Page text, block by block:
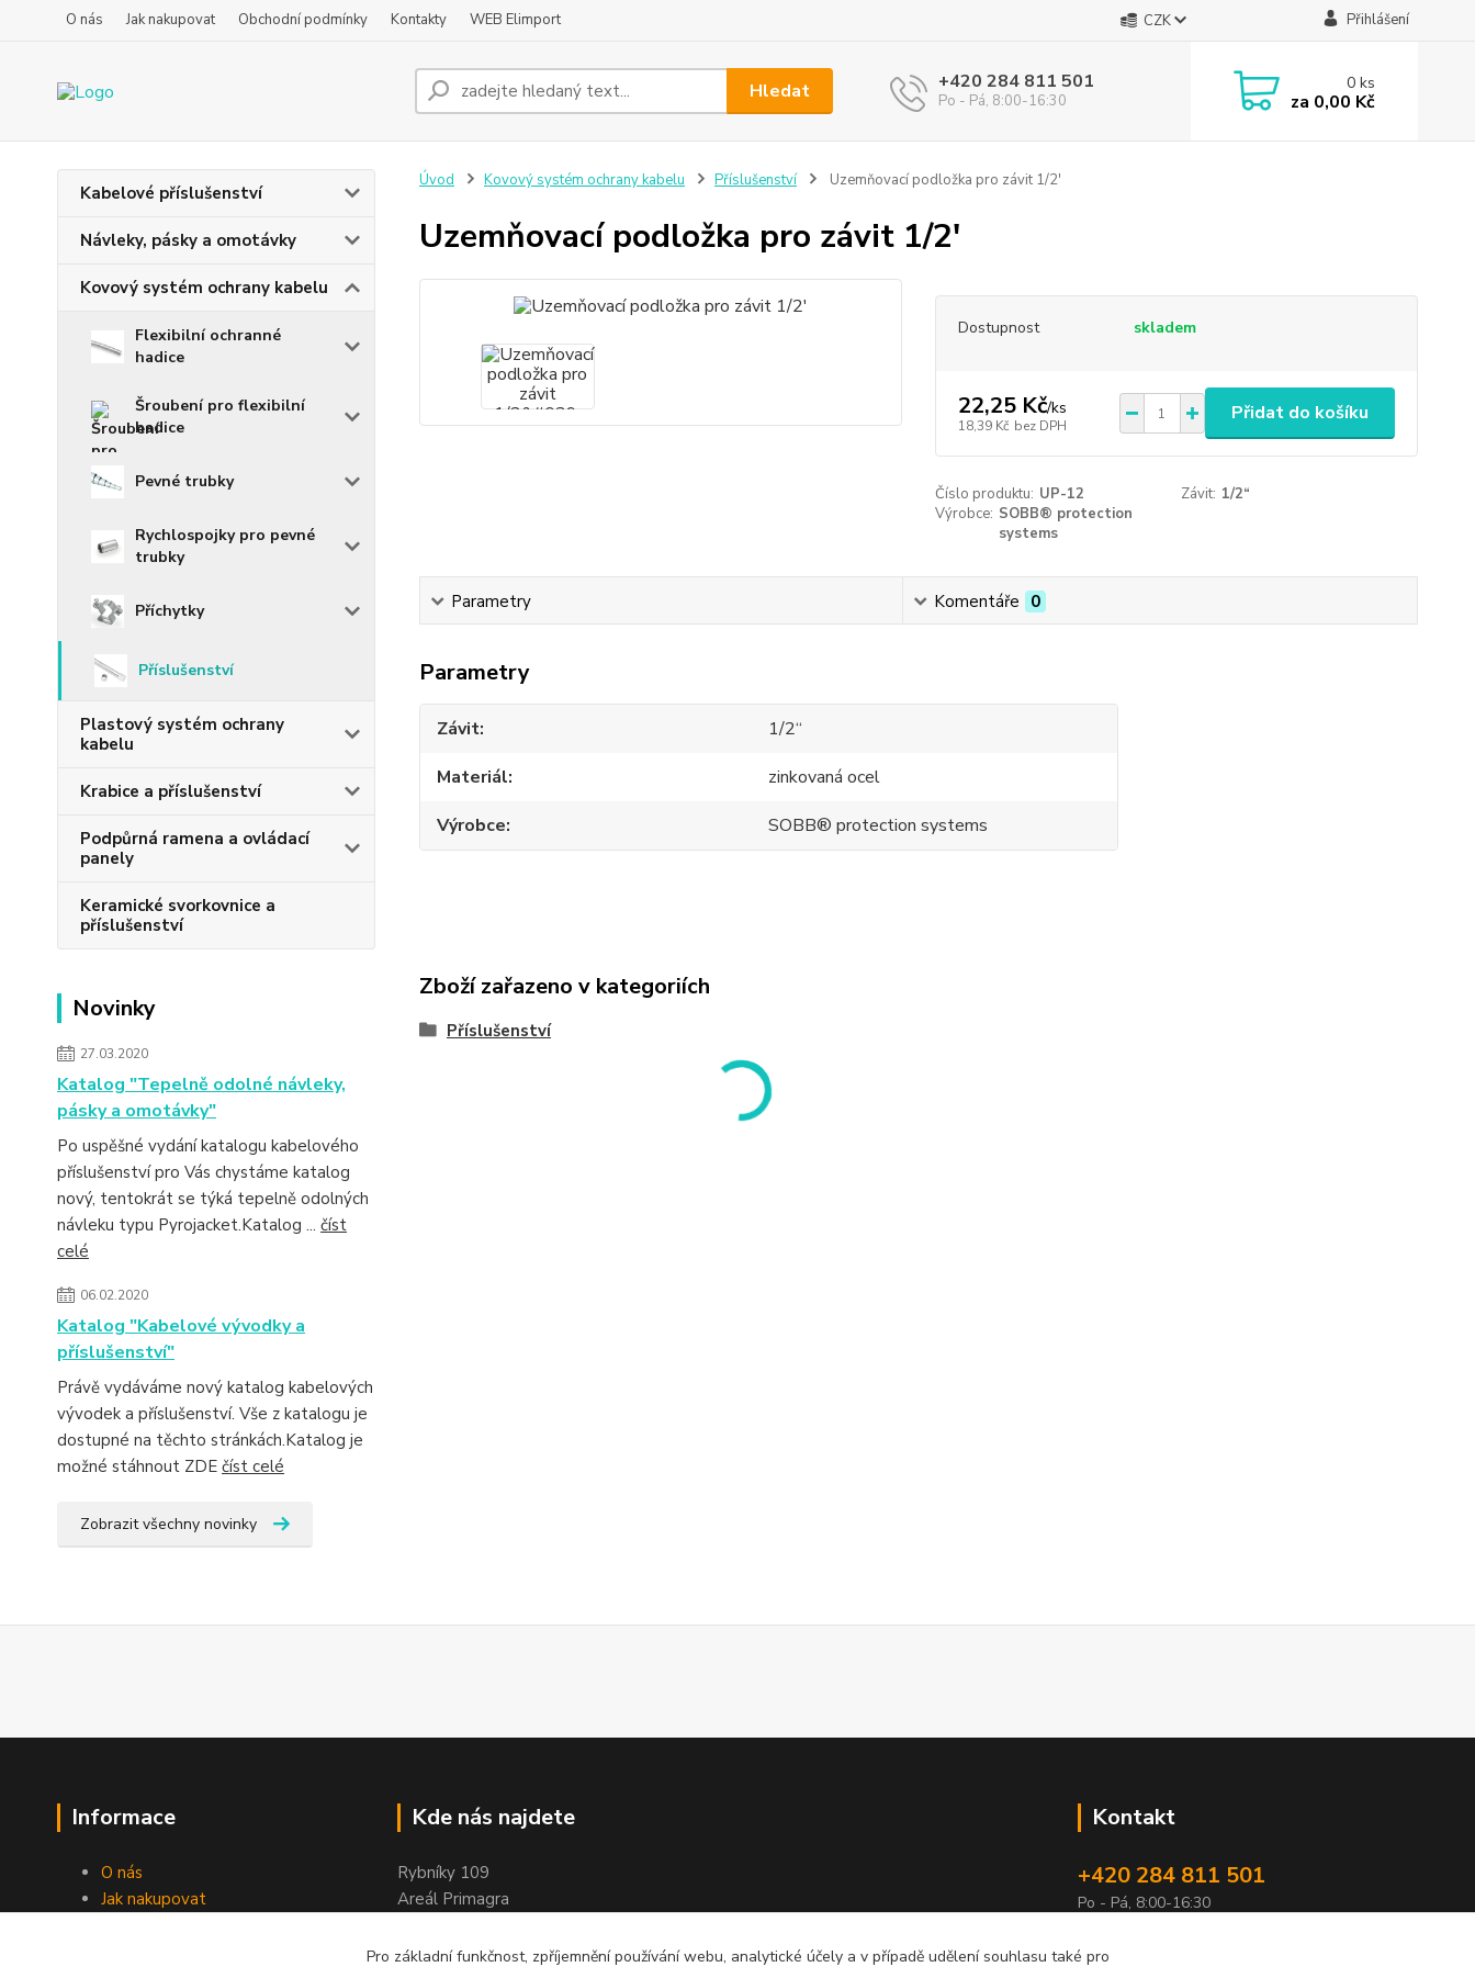
O nás Jak nakupovat Obchodní podmínky Kontakty WEB Elimport CZK Přihlášení
Hledat +420 284 811 501
Po - Pá, 8:00-16:30
0ks
za 0,00 Kč
Kabelové příslušenství
Návleky, pásky a omotávky
Kovový systém ochrany kabelu
Flexibilní ochranné
hadice
Šroubení pro flexibilní
hadice
Pevné trubky
Rychlospojky pro pevné
trubky
Příchytky
Příslušenství
Plastový systém ochrany
kabelu
Krabice a příslušenství
Podpůrná ramena a ovládací
panely
Keramické svorkovnice a
příslušenství
Novinky
27.03.2020
Katalog "Tepelně odolné návleky,
pásky a omotávky"
Po uspěšné vydání katalogu kabelového
příslušenství pro Vás chystáme katalog
nový, tentokrát se týká tepelně odolných
návleku typu Pyrojacket.Katalog ... číst
celé
06.02.2020
Katalog "Kabelové vývodky a
příslušenství"
Právě vydáváme nový katalog kabelových
vývodek a příslušenství. Vše z katalogu je
dostupné na těchto stránkách.Katalog je
možné stáhnout ZDE číst celé
Zobrazit všechny novinky
Úvod Kovový systém ochrany kabelu Příslušenství Uzemňovací podložka pro závit 1/2'
Uzemňovací podložka pro závit 1/2'
Dostupnost skladem
22,25 Kč/ks
18,39 Kč bez DPH
Přidat do košíku
Číslo produktu: UP-12 Závit: 1/2“
Výrobce: SOBB® protection
systems
Parametry Komentáře 0
Parametry
Závit
1/2“
Materiál
zinkovaná ocel
Výrobce
SOBB® protection systems
Zboží zařazeno v kategoriích
Příslušenství
Informace
O nás
Jak nakupovat
Kde nás najdete
Rybníky 109
Areál Primagra
Kontakt
+420 284 811 501
Po - Pá, 8:00-16:30
Pro základní funkčnost, zpříjemnění používání webu, analytické účely a v případě udělení souhlasu také pro